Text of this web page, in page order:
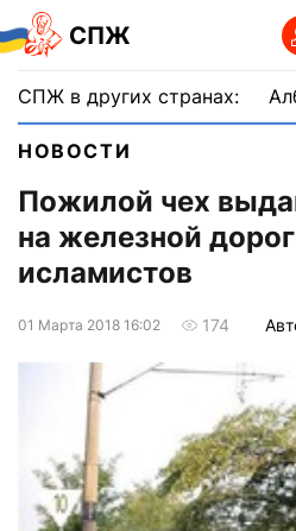
СПЖ
СПЖ в других странах:
НОВОСТИ
Пожилой чех
на железной
исламистов
01 Марта 2018 16:02 174